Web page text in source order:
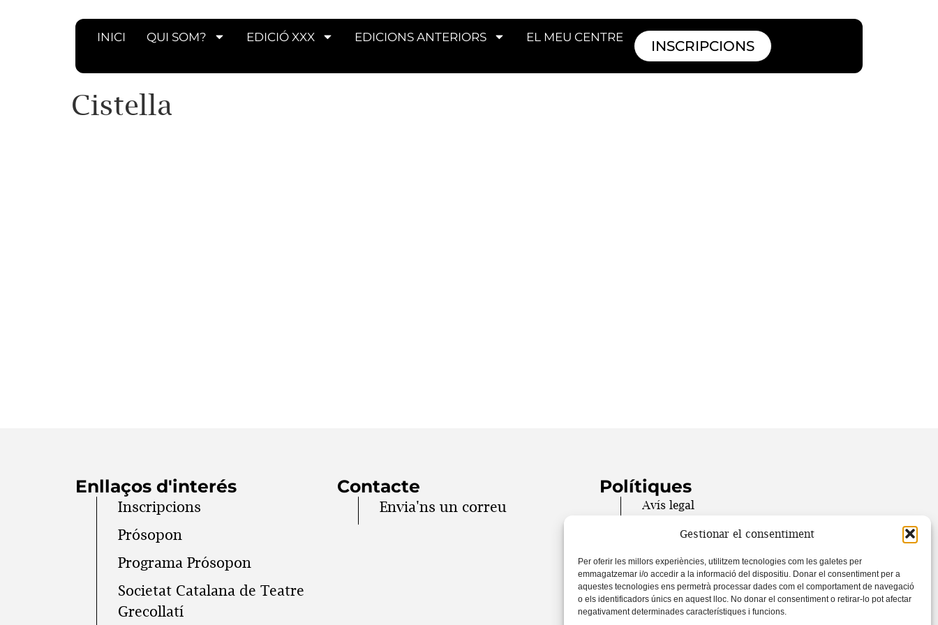
Gestionar el consentiment
Per oferir les millors experiències, utilitzem tecnologies com les galetes per
emmagatzemar i/o accedir a la informació del dispositiu. Donar el consentiment per a
aquestes tecnologies ens permetrà processar dades com el comportament de navegació
o els identificadors únics en aquest lloc. No donar el consentiment o retirar-lo pot afectar
negativament determinades característiques i funcions.
INICI QUI SOM? EDICIÓ XXX EDICIONS ANTERIORS EL MEU CENTRE
INSCRIPCIONS
Cistella
Enllaços d'interés
Inscripcions
Prósopon
Programa Prósopon
Societat Catalana de Teatre
Grecollatí
Contacte
Envia'ns un correu
Polítiques
Avís legal
Política de privacitat
Condicions i termes
@ 2024 Societat Catalana de Teatre